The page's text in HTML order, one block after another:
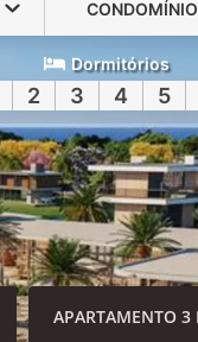
Dormitórios
2 3 4 5
APARTAMENTO 3